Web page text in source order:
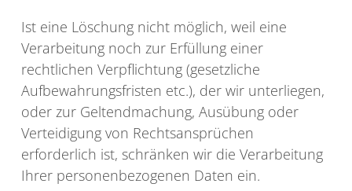
Ist eine Löschung nicht möglich, weil eine
Verarbeitung noch zur Erfüllung einer
rechtlichen Verpflichtung (gesetzliche
Aufbewahrungsfristen etc.), der wir unterliegen,
oder zur Geltendmachung, Ausübung oder
Verteidigung von Rechtsansprüchen
erforderlich ist, schränken wir die Verarbeitung
Ihrer personenbezogenen Daten ein.